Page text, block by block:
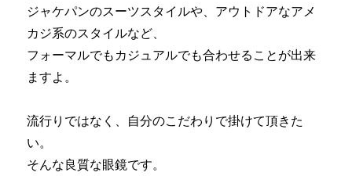
ジャケパンのスーツスタイルや、アウトドアなアメ
カジ系のスタイルなど、
フォーマルでもカジュアルでも合わせることが出来
ますよ。
流行りではなく、自分のこだわりで掛けて頂きた
い。
そんな良質な眼鏡です。